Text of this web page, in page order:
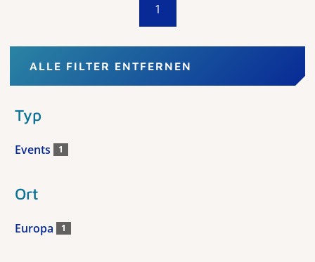
1
ALLE FILTER ENTFERNEN
Typ
Events 1
Ort
Europa 1